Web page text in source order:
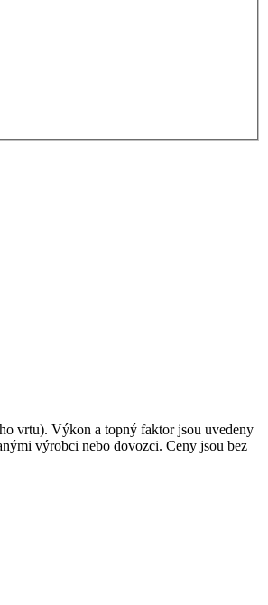
vrtu). Výkon a topný faktor jsou uvedeny
výrobci nebo dovozci. Ceny jsou bez